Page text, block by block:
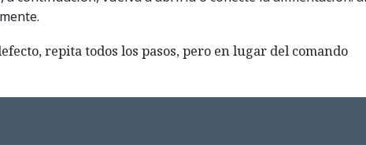
repita todos los pasos, pero en lugar del comando